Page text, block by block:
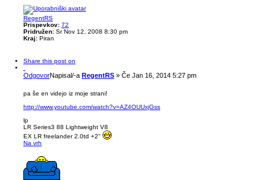
RegentRS
Prispevkov: 72
Pridružen: Sr Nov 12, 2008 8:30 pm
Kraj: Piran
Share this post on
OdgovorNapisal/-a RegentRS » Če Jan 16, 2014 5:27 pm
pa še en videjo iz moje strani!
http://www.youtube.com/watch?v=AZ4OUUxjGss
lp
LR Series3 88 Lightweight V8
EX LR freelander 2.0td +2"
Na vrh